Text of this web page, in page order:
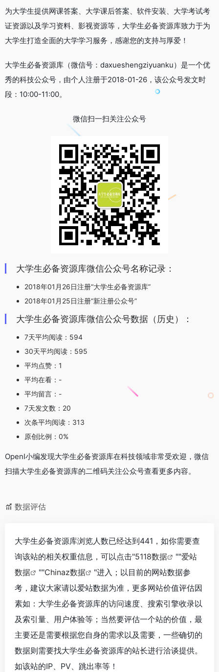
为大学生提供网课答案、大学课后答案、软件安装、大学考试考
证资源以及学习资料、影视资源等，大学生必备资源库致力于为
大学生打造全面的大学学习服务，感谢您的支持与厚爱！
大学生必备资源库（微信号：daxueshengziyuanku）是一个优
秀的科技公众号，由个人注册于2018-01-26，该公众号发文时
段：10:00-11:00。
微信扫一扫关注公众号
大学生必备资源库微信公众号名称记录：
2018年01月26日注册“大学生必备资源库”
2018年01月25日注册“新注册公众号”
大学生必备资源库微信公众号数据（历史）：
7天平均阅读：594
30天平均阅读：595
平均点赞：1
平均在看：-
平均留言：-
7天发文数：20
次条平均阅读：313
原创比例：0%
OpenI小编发现大学生必备资源库在科技领域非常受欢迎，微信
扫描大学生必备资源库的二维码关注公众号查看更多内容。
数据评估
大学生必备资源库浏览人数已经达到441，如你需要查
询该站的相关权重信息，可以点击"5118数据 ""爱站
数据
""Chinaz数据
"进入；以目前的网站数据参
考，建议大家请以爱站数据为准，更多网站价值评估因
素如：大学生必备资源库的访问速度、搜索引擎收录以
及索引量、用户体验等；当然要评估一个站的价值，最
主要还是需要根据您自身的需求以及需要，一些确切的
数据则需要找大学生必备资源库的站长进行洽谈提供。
如该站的IP、PV、跳出率等！